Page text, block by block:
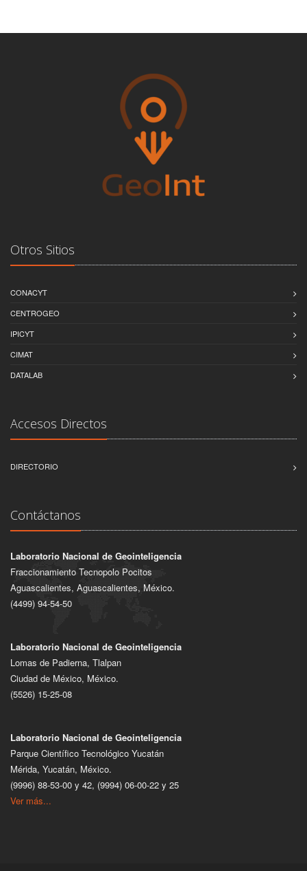
Otros Sitios
CONACYT
CENTROGEO
IPICYT
CIMAT
DATALAB
Accesos Directos
DIRECTORIO
Contáctanos
Laboratorio Nacional de Geointeligencia
Fraccionamiento Tecnopolo Pocitos
Aguascalientes, Aguascalientes, México.
(4499) 94-54-50
Laboratorio Nacional de Geointeligencia
Lomas de Padierna, Tlalpan
Ciudad de México, México.
(5526) 15-25-08
Laboratorio Nacional de Geointeligencia
Parque Científico Tecnológico Yucatán
Mérida, Yucatán, México.
(9996) 88-53-00 y 42, (9994) 06-00-22 y 25
Ver más...